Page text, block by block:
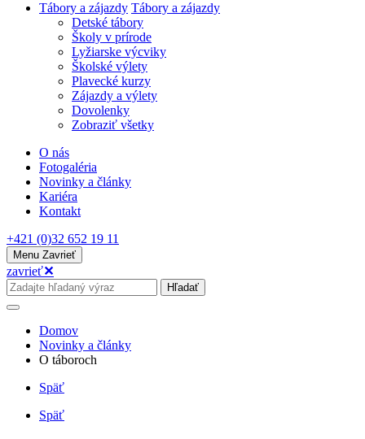
Tábory a zájazdy Tábory a zájazdy
Detské tábory
Školy v prírode
Lyžiarske výcviky
Školské výlety
Plavecké kurzy
Zájazdy a výlety
Dovolenky
Zobraziť všetky
O nás
Fotogaléria
Novinky a články
Kariéra
Kontakt
+421 (0)32 652 19 11
Menu Zavrieť
zavrieť✕
Hľadať
Domov
Novinky a články
O táboroch
Späť
Späť